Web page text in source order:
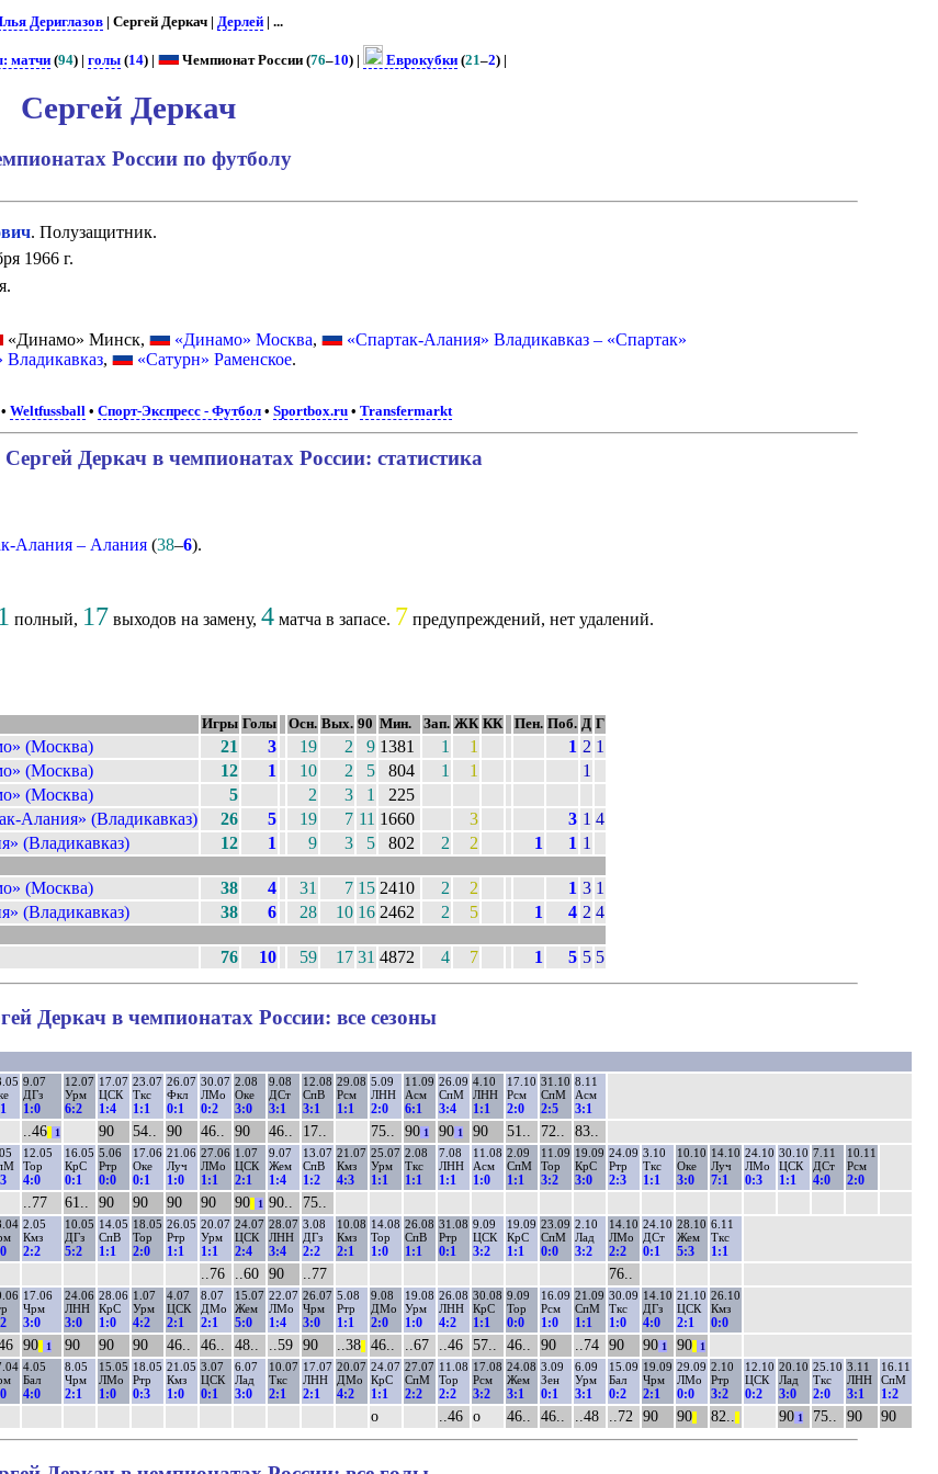
Дериглазов | Сергей Деркач |Дерлей | ...
матчи (94) |голы (14) | Чемпионат России (76–10) | Еврокубки (21–2) |
Сергей Деркач
России по футболу
. Полузащитник.
1966 г.
«Динамо» Минск, «Динамо» Москва,
«Спартак-Алания» Владикавказ – «Спартак»
Владикавказ, «Сатурн» Раменское.
• Weltfussball• Спорт-Экспресс - Футбол• Sportbox.ru• Transfermarkt
Сергей Деркач в чемпионатах России: статистика
Алания – Алания (38–6).
полный, 17 выходов на замену,4 матча в запасе. 7 предупреждений, нет удалений.
Игры Голы Осн. Вых. 90 Мин. Зап. ЖК КК Пен. Поб. Д Г
(Москва) 21 3 19 2 9 1381 1 1 1 2 1
(Москва) 12 1 10 2 5 804 1 1
1
(Москва) 5 2 3 1
225
Алания» (Владикавказ) 26 5 19 7 11 1660 3 3 1 4
(Владикавказ) 12 1 9 3 5 802 2 2 1 1 1
(Москва) 38 4 31 7 15 2410 2 2 1 3 1
(Владикавказ)
38 6 28 10 16 2462 2 5 1 4 2 4
76 10 59 17 31 4872 4 7 1 5 5 5
Деркач в чемпионатах России: все сезоны
9.07
ДГз
1:0
12.07
Урм
6:2
17.07
ЦСК
1:4
23.07
Ткс
1:1
26.07
Фкл
0:1
30.07
ЛМо
0:2
2.08
Оке
3:0
9.08
ДСт
3:1
12.08
СпВ
3:1
29.08
Рсм
1:1
5.09
ЛНН
2:0
11.09
Асм
6:1
26.09
СпМ
3:4
4.10
ЛНН
1:1
17.10
Рсм
2:0
31.10
СпМ
2:5
8.11
Асм
3:1
..46|| 1 90 54.. 90 46.. 90 46.. 17.. 75.. 901 901 90 51.. 72.. 83..
12.05
Тор
4:0
16.05
КрС
0:1
5.06
Ртр
0:0
17.06
Оке
0:1
21.06
Луч
1:0
27.06
ЛМо
1:1
1.07
ЦСК
2:1
9.07
Жем
1:4
13.07
СпВ
1:2
21.07
Кмз
4:3
25.07
Урм
1:1
2.08
Ткс
1:1
7.08
ЛНН
1:1
11.08
Асм
1:0
2.09
СпМ
1:1
11.09
Тор
3:2
19.09
КрС
3:0
24.09
Ртр
2:3
3.10
Ткс
1:1
10.10
Оке
3:0
14.10
Луч
7:1
24.10
ЛМо
0:3
30.10
ЦСК
1:1
7.11
ДСт
4:0
10.11
Рсм
2:0
..77 61.. 90 90 90 90 90|| 1 90.. 75..
2.05
Кмз
2:2
10.05
ДГз
5:2
14.05
СпВ
1:1
18.05
Тор
2:0
26.05
Ртр
1:1
20.07
Урм
1:1
24.07
ЦСК
2:4
28.07
ЛНН
3:4
3.08
ДГз
2:2
10.08
Кмз
2:1
14.08
Тор
1:0
26.08
СпВ
1:1
31.08
Ртр
0:1
9.09
ЦСК
3:2
19.09
КрС
1:1
23.09
СпМ
0:0
2.10
Лад
3:2
14.10
ЛМо
2:2
24.10
ДСт
0:1
28.10
Жем
5:3
6.11
Ткс
1:1
..76 ..60 90 ..77 76..
17.06
Чрм
3:0
24.06
ЛНН
3:0
28.06
КрС
1:0
1.07
Урм
4:2
4.07
ЦСК
2:1
8.07
ДМо
2:1
15.07
Жем
5:0
22.07
ЛМо
1:4
26.07
Чрм
3:0
5.08
Ртр
1:1
9.08
ДМо
2:0
19.08
Урм
1:0
26.08
ЛНН
4:2
30.08
КрС
1:1
9.09
Тор
0:0
16.09
Рсм
1:0
21.09
СпМ
1:1
30.09
Ткс
1:0
14.10
ДГз
4:0
21.10
ЦСК
2:1
26.10
Кмз
0:0
90|| 1 90 90 90 46.. 46.. 48.. ..59 90 ..38|| 46.. ..67 ..46 57.. 46.. 90 ..74 90 901 90|| 1
4.05
Бал
4:0
8.05
Чрм
2:1
15.05
ЛМо
1:0
18.05
Ртр
0:3
21.05
Кмз
1:0
3.07
ЦСК
0:1
6.07
Лад
3:0
10.07
Ткс
2:1
17.07
ЛНН
2:1
20.07
ДМо
4:2
24.07
КрС
1:1
27.07
СпМ
2:2
11.08
Тор
2:2
17.08
Рсм
3:2
24.08
Жем
3:1
3.09
Зен
0:1
6.09
Урм
3:1
15.09
Бал
0:2
19.09
Чрм
2:1
29.09
ЛМо
0:0
2.10
Ртр
3:2
12.10
ЦСК
0:2
20.10
Лад
3:0
25.10
Ткс
2:0
3.11
ЛНН
3:1
16.11
СпМ
1:2
о ..46 о 46.. 46.. ..48 ..72 90 90|| 82.. 901 75.. 90 90